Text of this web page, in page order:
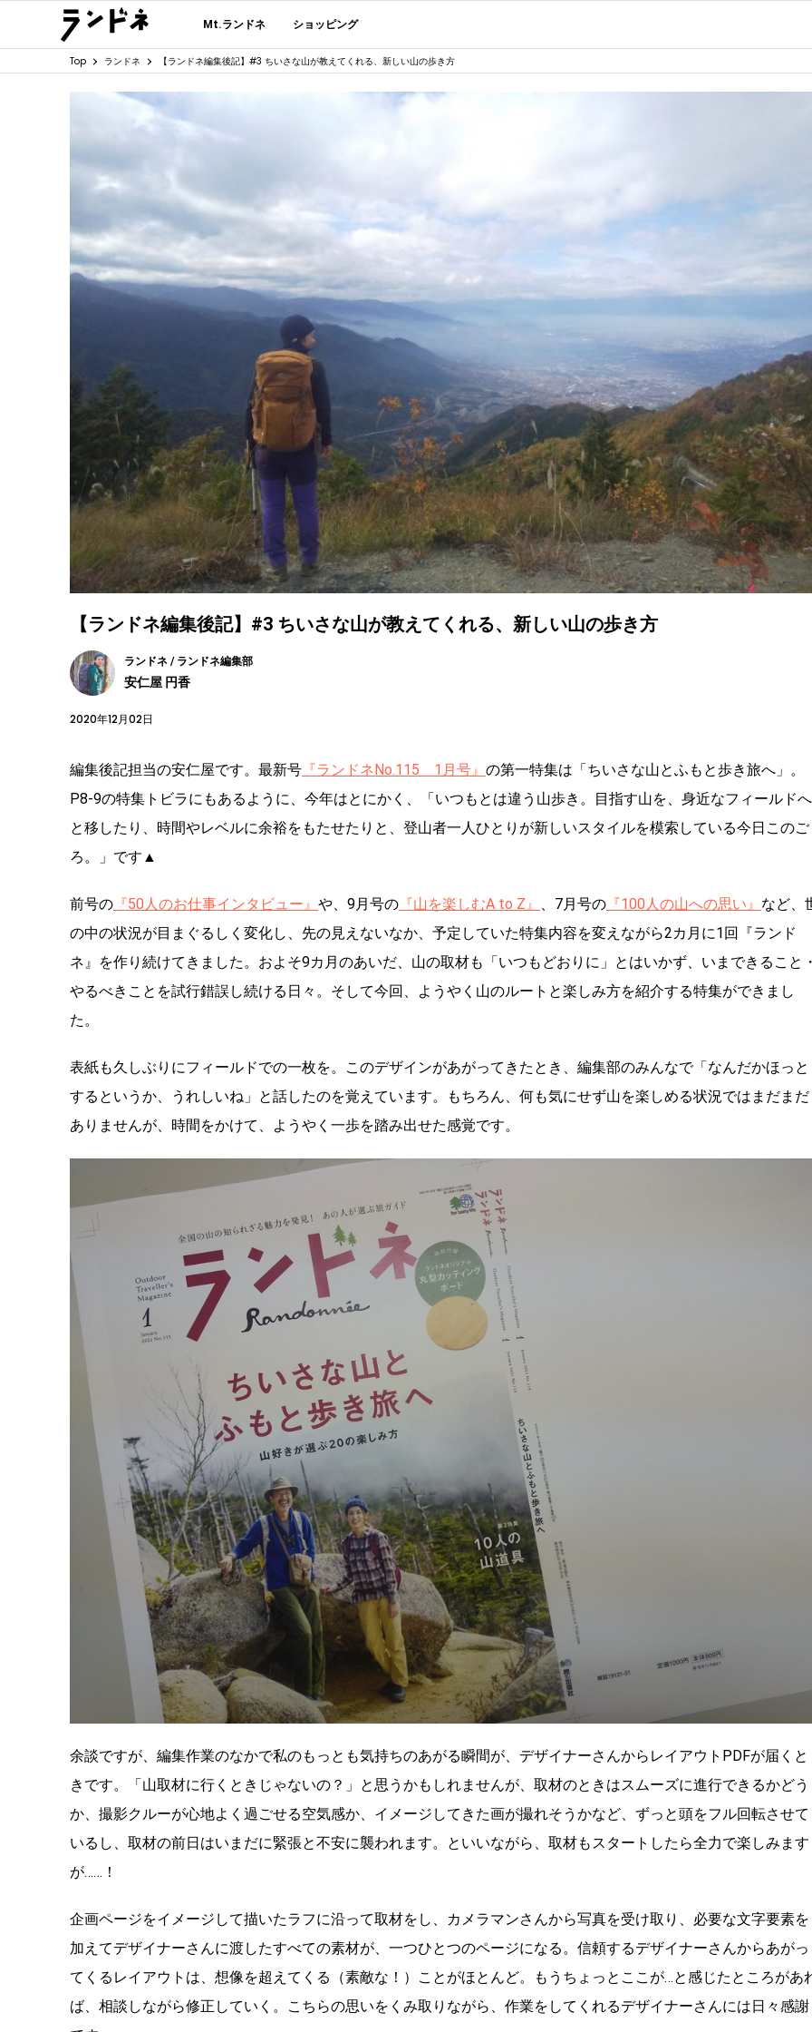
Mt.ランドネ ショッピング
Top ランドネ 【ランドネ編集後記】#3 ちいさな山が教えてくれる、新しい山の歩き方
【ランドネ編集後記】#3 ちいさな山が教えてくれる、新しい山の歩き方
ランドネ / ランドネ編集部
安仁屋 円香
2020年12月02日
編集後記担当の安仁屋です。最新号 『ランドネNo.115 1月号』 の第一特集は「ちいさな山とふもと歩き旅へ」。
P8-9の特集トビラにもあるように、今年はとにかく、「いつもとは違う山歩き。目指す山を、身近なフィールドへ
と移したり、時間やレベルに余裕をもたせたりと、登山者一人ひとりが新しいスタイルを模索している今日このご
ろ。」です▲
前号の 『50人のお仕事インタビュー』 や、9月号の 『山を楽しむA to Z』 、7月号の 『100人の山への思い』 など、
の中の状況が目まぐるしく変化し、先の見えないなか、予定していた特集内容を変えながら2カ月に1回『ランド
ネ』を作り続けてきました。およそ9カ月のあいだ、山の取材も「いつもどおりに」とはいかず、いまできること
やるべきことを試行錯誤し続ける日々。そして今回、ようやく山のルートと楽しみ方を紹介する特集ができまし
た。
表紙も久しぶりにフィールドでの一枚を。このデザインがあがってきたとき、編集部のみんなで「なんだかほっと
するというか、うれしいね」と話したのを覚えています。もちろん、何も気にせず山を楽しめる状況ではまだまだ
ありませんが、時間をかけて、ようやく一歩を踏み出せた感覚です。
余談ですが、編集作業のなかで私のもっとも気持ちのあがる瞬間が、デザイナーさんからレイアウトPDFが届くと
きです。「山取材に行くときじゃないの？」と思うかもしれませんが、取材のときはスムーズに進行できるかどう
か、撮影クルーが心地よく過ごせる空気感か、イメージしてきた画が撮れそうかなど、ずっと頭をフル回転させて
いるし、取材の前日はいまだに緊張と不安に襲われます。といいながら、取材もスタートしたら全力で楽しみます
が……！
企画ページをイメージして描いたラフに沿って取材をし、カメラマンさんから写真を受け取り、必要な文字要素を
加えてデザイナーさんに渡したすべての素材が、一つひとつのページになる。信頼するデザイナーさんからあがっ
てくるレイアウトは、想像を超えてくる（素敵な！）ことがほとんど。もうちょっとここが…と感じたところがあ
ば、相談しながら修正していく。こちらの思いをくみ取りながら、作業をしてくれるデザイナーさんには日々感謝